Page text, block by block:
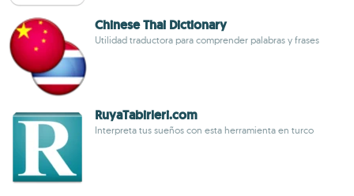
Chinese Thai Dictionary
Utilidad traductora para comprender palabras y frases
RuyaTabirleri.com
Interpreta tus sueños con esta herramienta en turco